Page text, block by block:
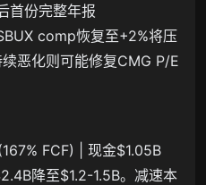
首份完整年报
comp恢复至+2%将压
恶化则可能修复CMG P/E
FCF) | 现金$1.05B
降至$1.2-1.5B。减速本